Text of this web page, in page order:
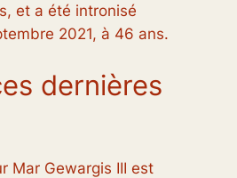
et a été intronisé
2021, à 46 ans.
dernières
Mar Gewargis III est